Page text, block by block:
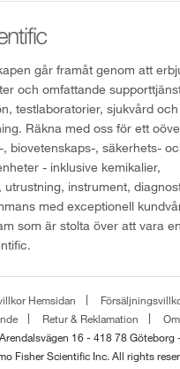
går framåt genom att
och omfattande
testlaboratorier, sjukvård och
Räkna med oss för ett
biovetenskaps-, säkerhets-
- inklusive kemikalier,
utrustning, instrument,
med exceptionell
som är stolta över att vara
Hemsidan
Retur & Reklamation
16 - 418 78 Göteborg
Fisher Scientific Inc. All rights